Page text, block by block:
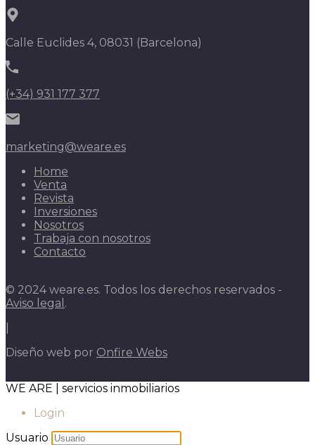
Calle Euclides 4, 08031 (Barcelona)
(+34) 931 177 377
marketing@weare.es
Home
Venta
Revista
Inversiones
Nosotros
Trabaja con nosotros
Contacto
© 2024 weare.es. Todos los derechos reservados -
Aviso legal .
Diseño web por Onfire Webs
WE ARE | servicios inmobiliarios
Login
Usuario